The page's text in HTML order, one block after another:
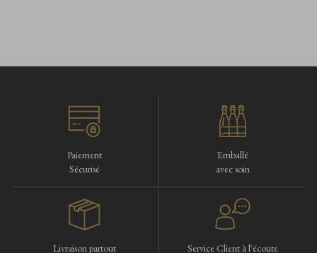
Paiement
Sécurisé
Emballé
avec soin
Livraison partout Service Client à l'écoute